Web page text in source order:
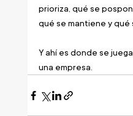
prioriza, qué se
qué se mantiene y qué
Y ahí es donde se
una empresa.